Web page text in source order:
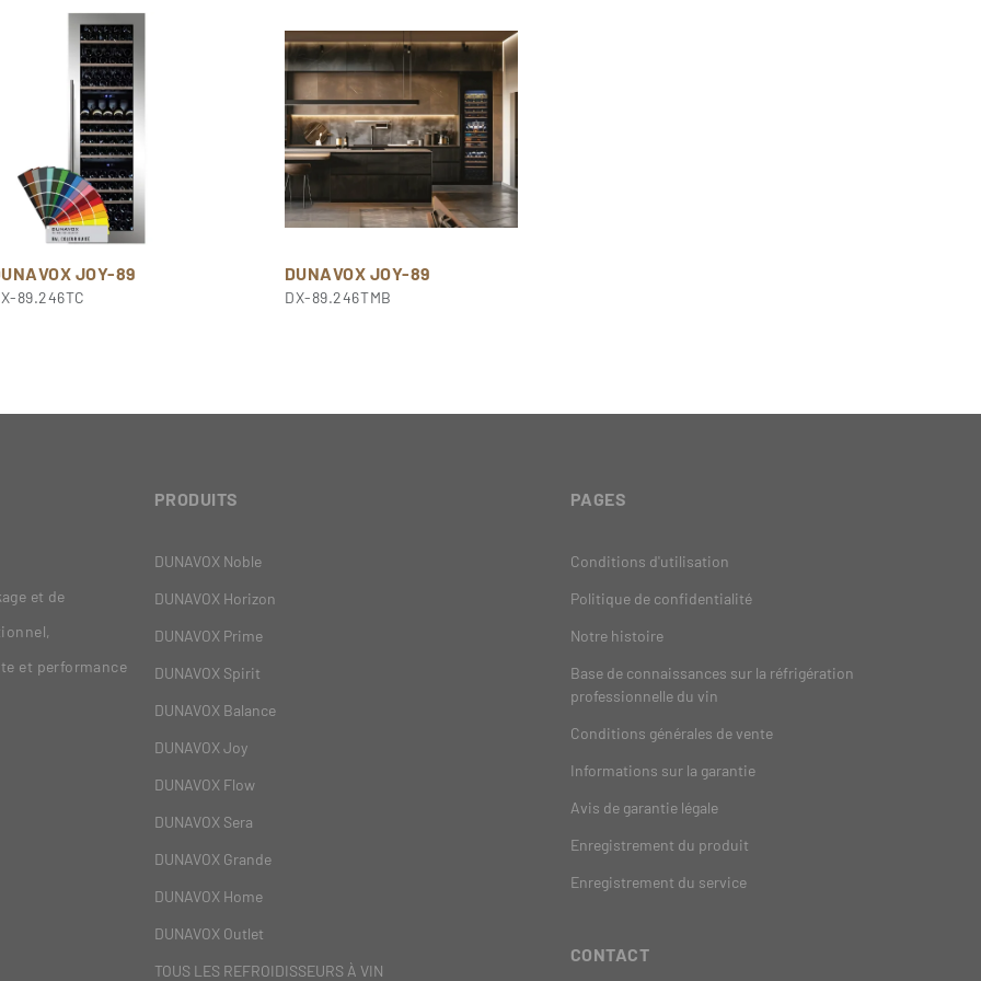
JOY-89
89.246TC
DUNAVOX JOY-89
DX-89.246TMB
et de
et performance
PRODUITS
DUNAVOX Noble
DUNAVOX Horizon
DUNAVOX Prime
DUNAVOX Spirit
DUNAVOX Balance
DUNAVOX Joy
DUNAVOX Flow
DUNAVOX Sera
DUNAVOX Grande
DUNAVOX Home
DUNAVOX Outlet
TOUS LES REFROIDISSEURS À VIN
PAGES
Conditions d'utilisation
Politique de confidentialité
Notre histoire
Base de connaissances sur la réfrigération
professionnelle du vin
Conditions générales de vente
Informations sur la garantie
Avis de garantie légale
Enregistrement du produit
Enregistrement du service
CONTACT